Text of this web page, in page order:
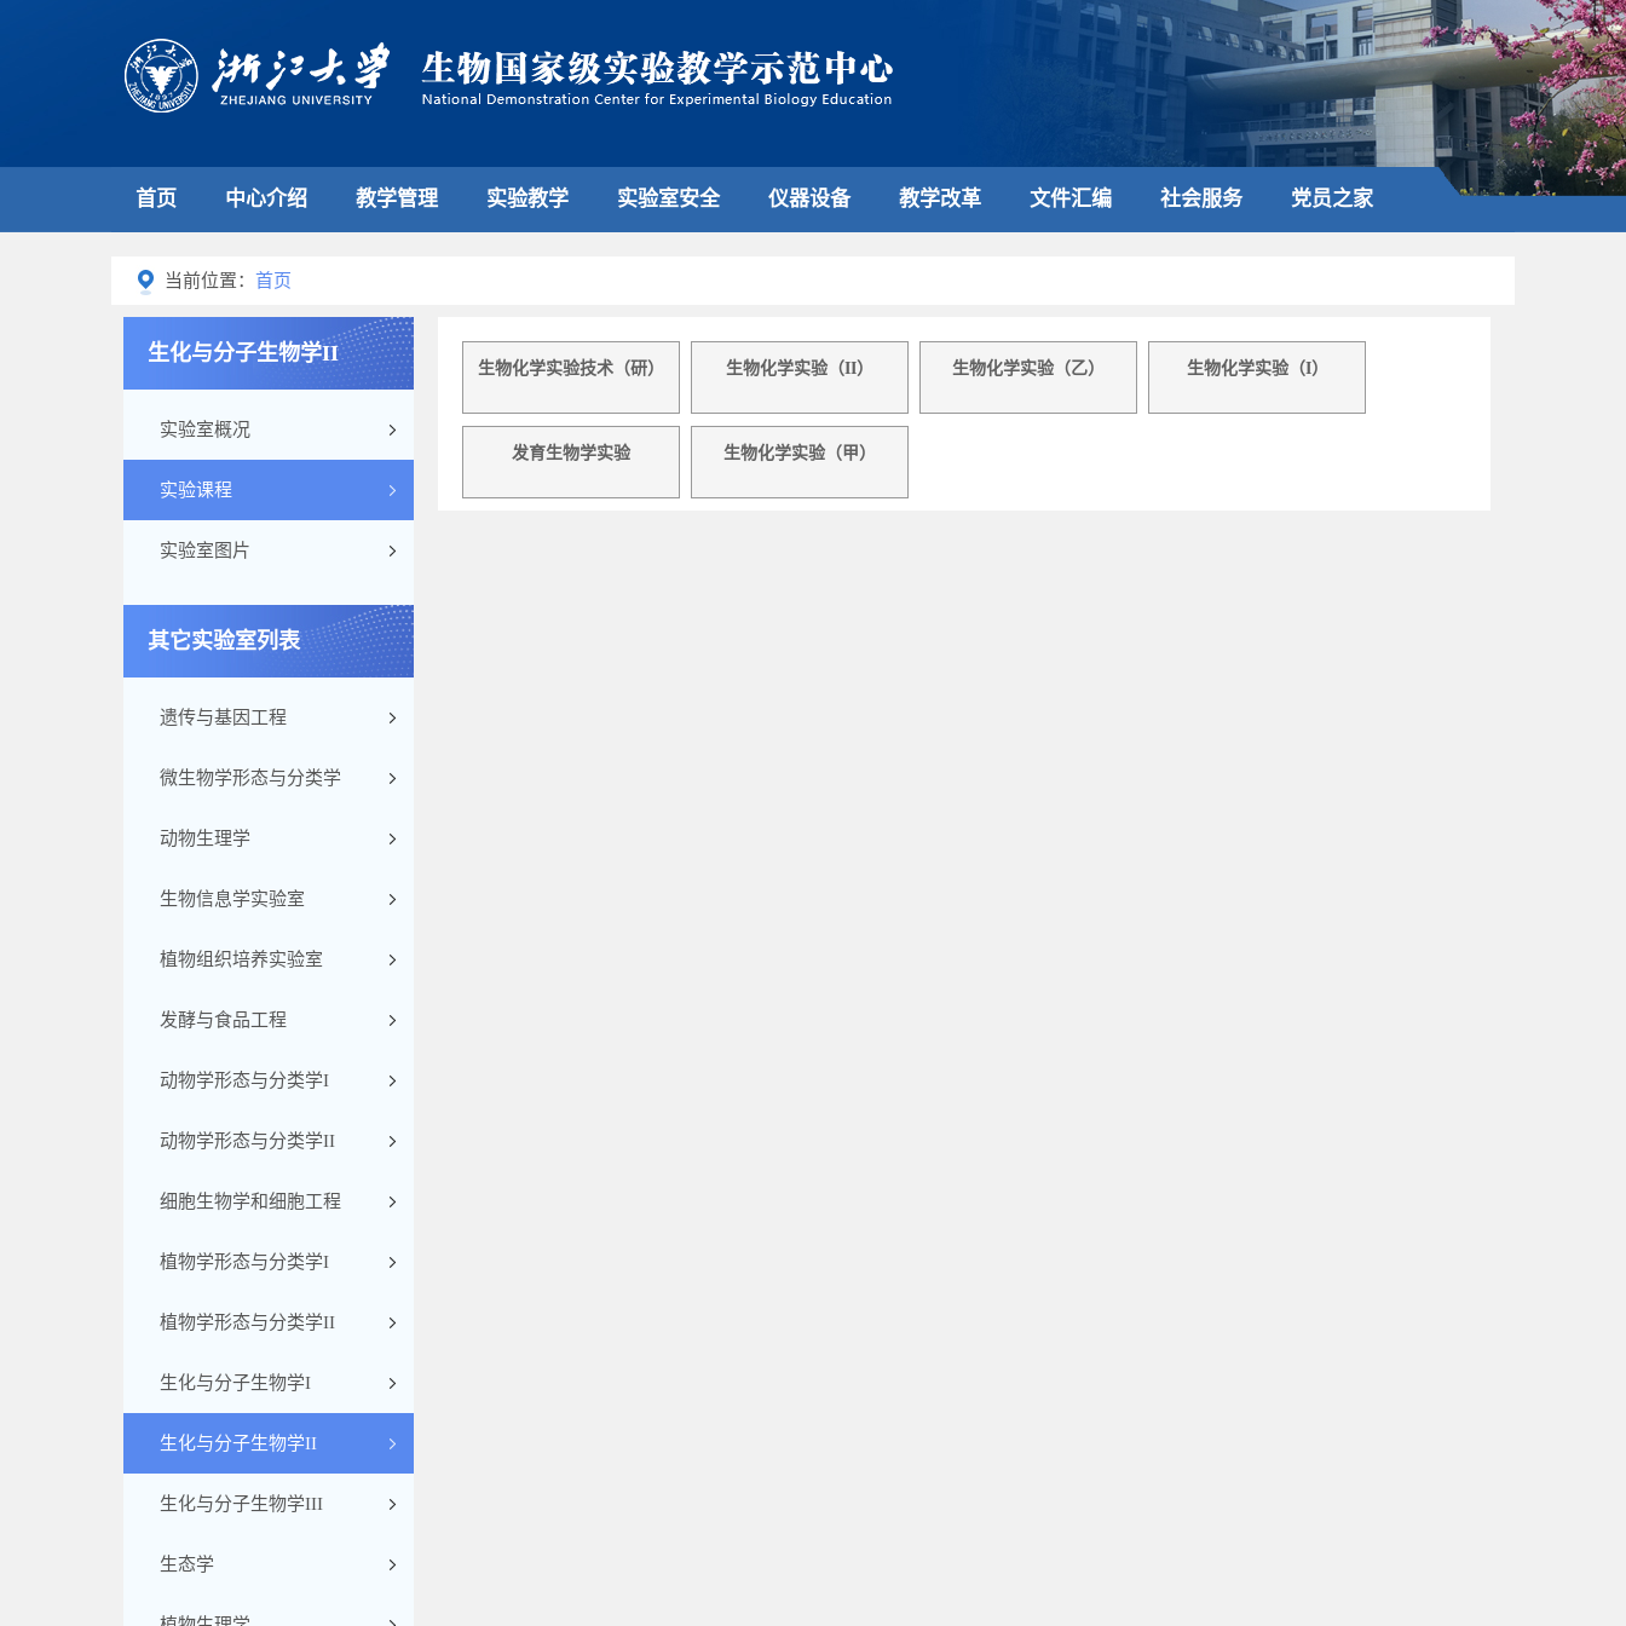
首页 中心介绍 教学管理 实验教学 实验室安全 仪器设备 教学改革 文件汇编 社会服务 党员之家
当前位置： 首页
生化与分子生物学II
实验室概况
实验课程
实验室图片
其它实验室列表
遗传与基因工程
微生物学形态与分类学
动物生理学
生物信息学实验室
植物组织培养实验室
发酵与食品工程
动物学形态与分类学I
动物学形态与分类学II
细胞生物学和细胞工程
植物学形态与分类学I
植物学形态与分类学II
生化与分子生物学I
生化与分子生物学II
生化与分子生物学III
生态学
生物化学实验技术（研） 生物化学实验（II） 生物化学实验（乙） 生物化学实验（I）
发育生物学实验 生物化学实验（甲）